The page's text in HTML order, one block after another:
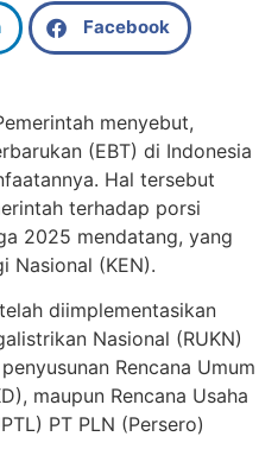
Facebook
menyebut,
(EBT) di Indonesia
Hal tersebut
terhadap porsi
2025 mendatang, yang
Nasional (KEN).
diimplementasikan
Nasional (RUKN)
Rencana Umum
maupun Rencana Usaha
PT PLN (Persero)